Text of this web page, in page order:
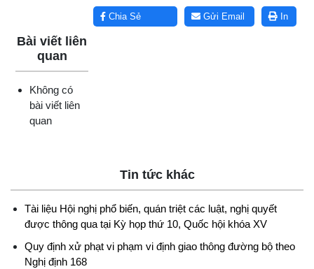
In
Gửi Email
Chia Sẻ
Bài viết liên
quan
Không có
bài viết liên
quan
Tin tức khác
Tài liệu Hội nghị phổ biến, quán triệt các luật, nghị quyết
được thông qua tại Kỳ họp thứ 10, Quốc hội khóa XV
Quy định xử phạt vi phạm vi định giao thông đường bộ theo
Nghị định 168